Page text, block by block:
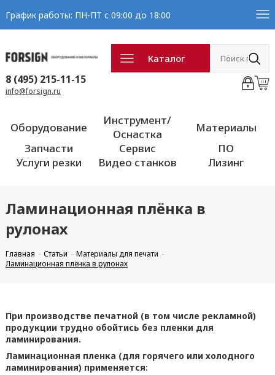
График работы: ПН-ПТ с 09:00 до 18:00
Каталог
8 (495) 215-11-15
info@forsign.ru
Оборудование
Инструмент/
Оснастка
Материалы
Запчасти
Сервис
ПО
Услуги резки
Видео станков Лизинг
Ламинационная плёнка в
рулонах
Главная Статьи
Материалы для печати
Ламинационная плёнка в рулонах
При производстве печатной (в том числе рекламной)
продукции трудно обойтись без пленки для
ламинирования.
Ламинационная пленка (для горячего или холодного
ламинирования) применяется: